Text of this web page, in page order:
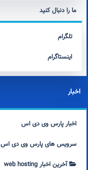
ما را دنبال کنید
تلگرام
اینستاگرام
اخبار
اخبار پارس وی دی اس
سرویس های پارس وی دی اس
آخرین اخبار web hosting